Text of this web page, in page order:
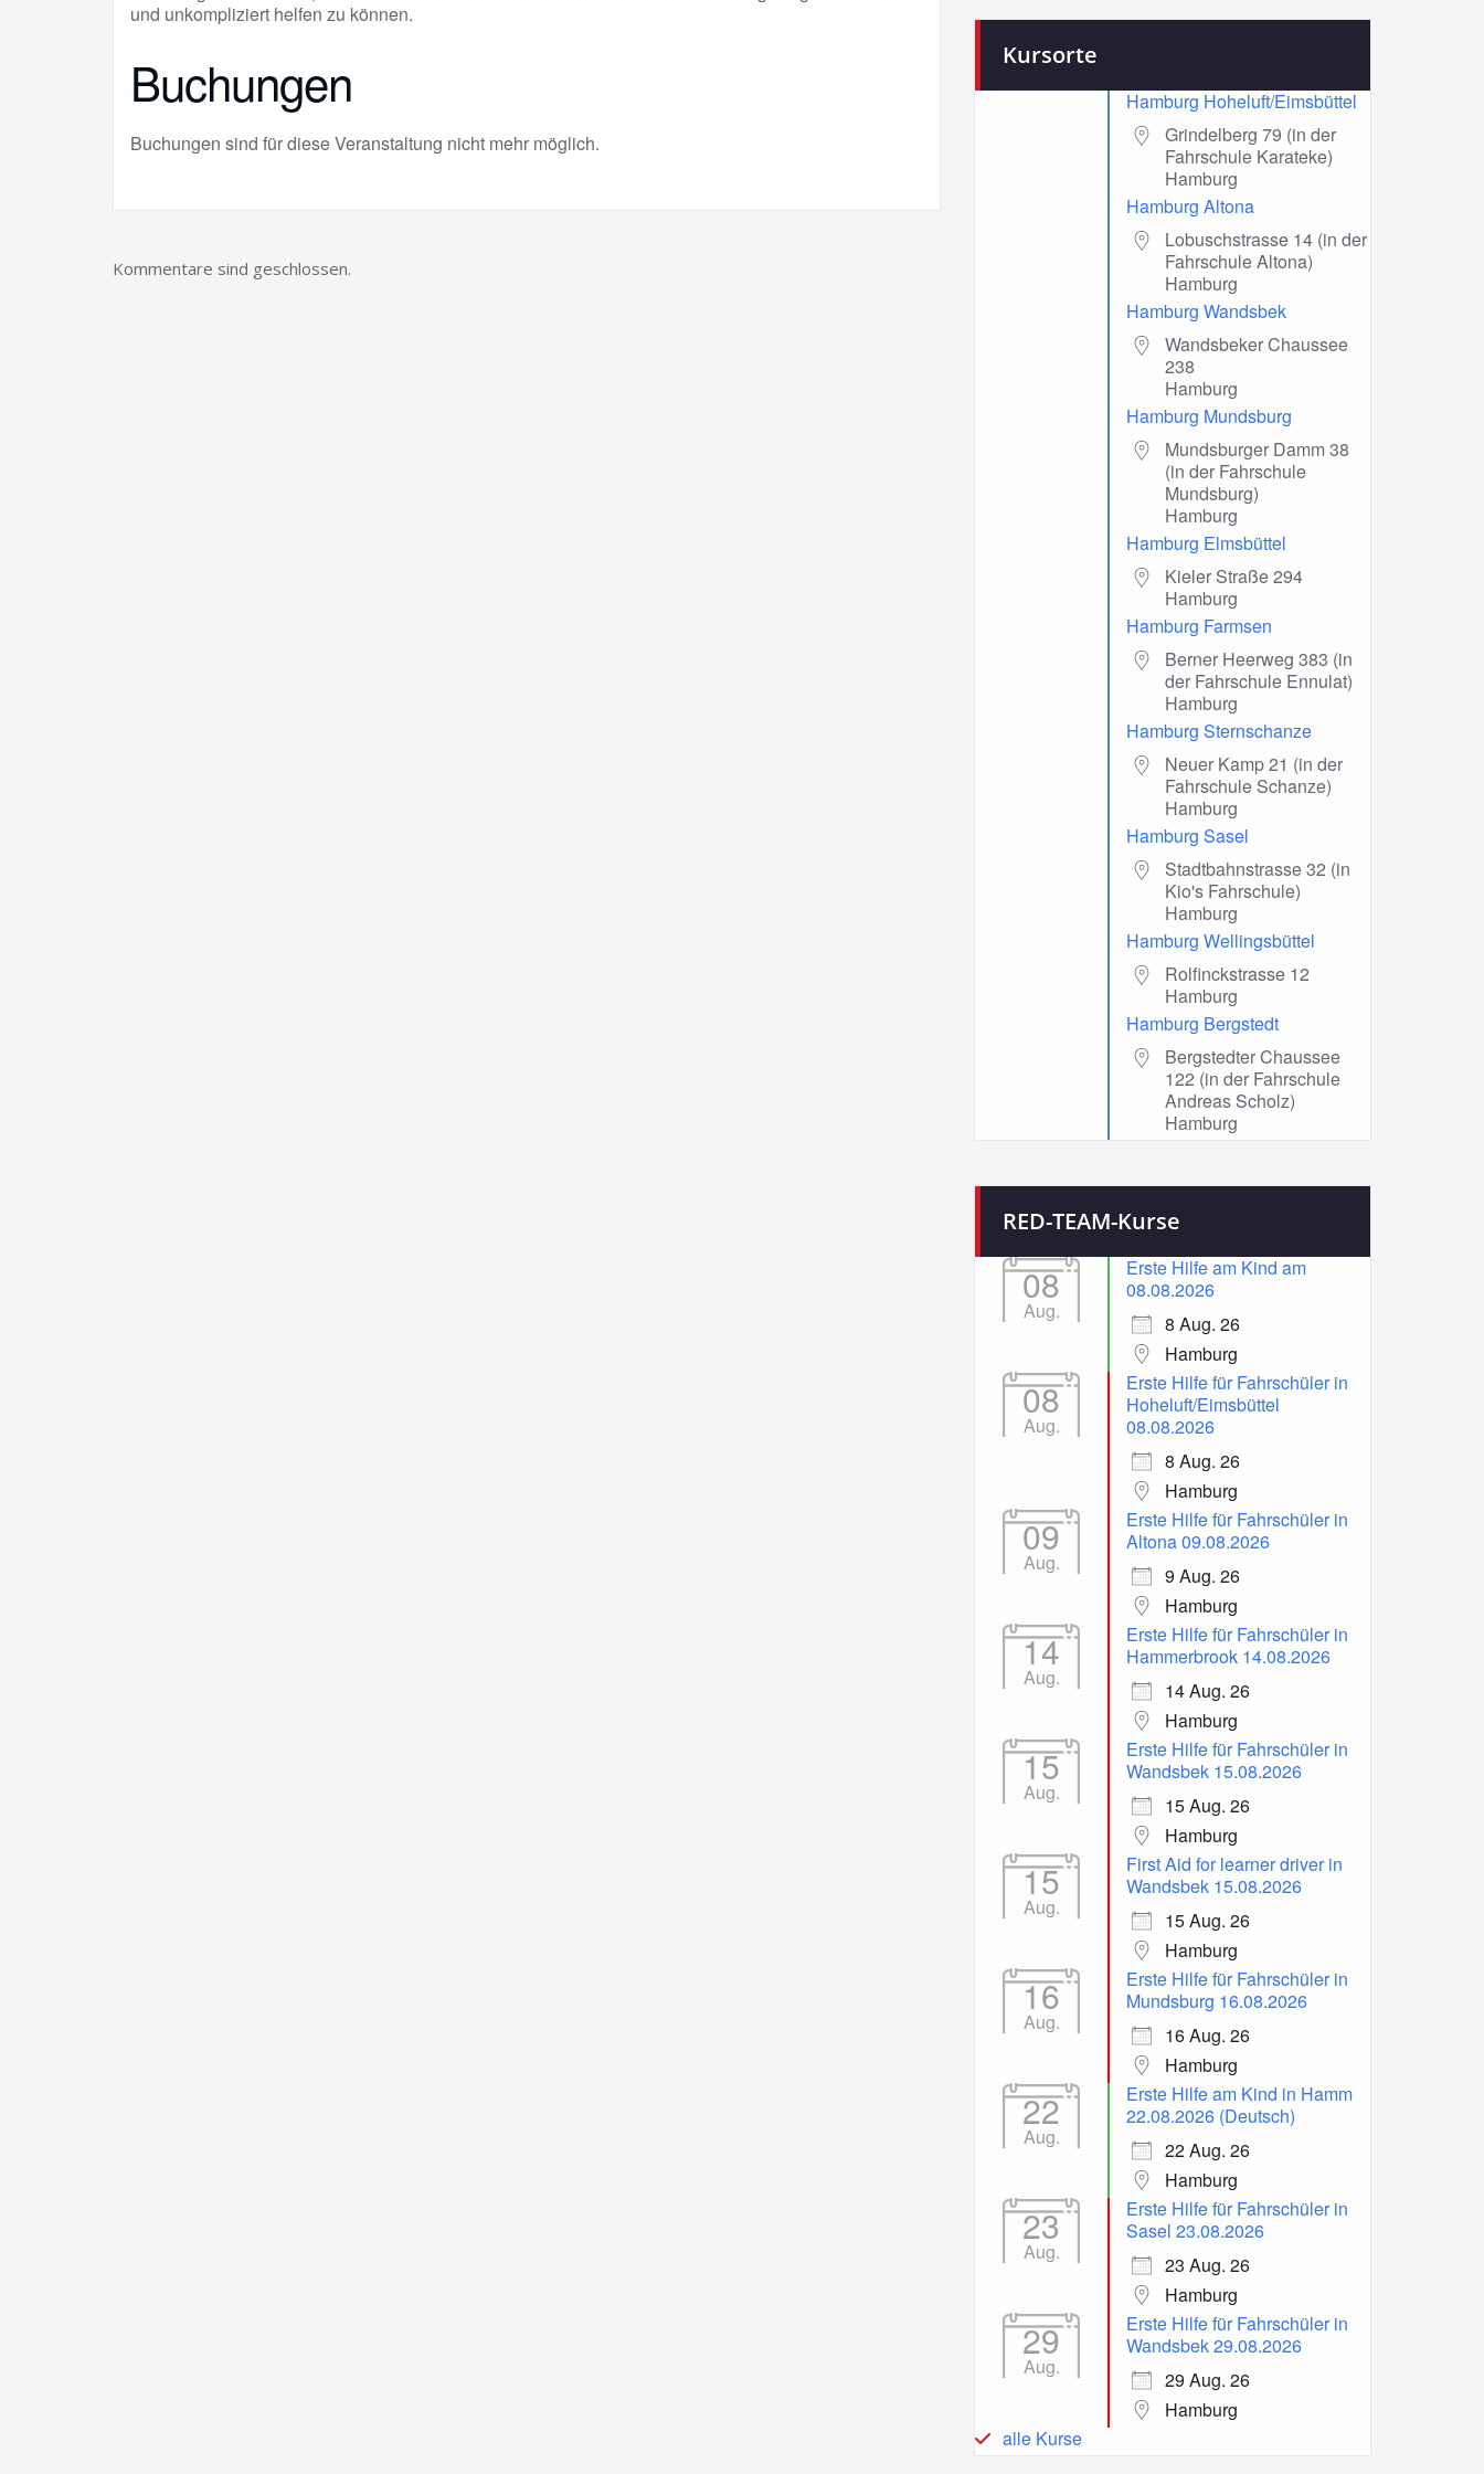
und unkompliziert helfen zu können.
Buchungen
Buchungen sind für diese Veranstaltung nicht mehr möglich.
Kommentare sind geschlossen.
Kursorte
Hamburg Hoheluft/Eimsbüttel
Grindelberg 79 (in der
Fahrschule Karateke)
Hamburg
Hamburg Altona
Lobuschstrasse 14 (in der
Fahrschule Altona)
Hamburg
Hamburg Wandsbek
Wandsbeker Chaussee
238
Hamburg
Hamburg Mundsburg
Mundsburger Damm 38
(in der Fahrschule
Mundsburg)
Hamburg
Hamburg Elmsbüttel
Kieler Straße 294
Hamburg
Hamburg Farmsen
Berner Heerweg 383 (in
der Fahrschule Ennulat)
Hamburg
Hamburg Sternschanze
Neuer Kamp 21 (in der
Fahrschule Schanze)
Hamburg
Hamburg Sasel
Stadtbahnstrasse 32 (in
Kio's Fahrschule)
Hamburg
Hamburg Wellingsbüttel
Rolfinckstrasse 12
Hamburg
Hamburg Bergstedt
Bergstedter Chaussee
122 (in der Fahrschule
Andreas Scholz)
Hamburg
RED-TEAM-Kurse
08
Aug.
Erste Hilfe am Kind am
08.08.2026
8 Aug. 26
Hamburg
08
Aug.
Erste Hilfe für Fahrschüler in
Hoheluft/Eimsbüttel
08.08.2026
8 Aug. 26
Hamburg
09
Aug.
Erste Hilfe für Fahrschüler in
Altona 09.08.2026
9 Aug. 26
Hamburg
14
Aug.
Erste Hilfe für Fahrschüler in
Hammerbrook 14.08.2026
14 Aug. 26
Hamburg
15
Aug.
Erste Hilfe für Fahrschüler in
Wandsbek 15.08.2026
15 Aug. 26
Hamburg
15
Aug.
First Aid for learner driver in
Wandsbek 15.08.2026
15 Aug. 26
Hamburg
16
Aug.
Erste Hilfe für Fahrschüler in
Mundsburg 16.08.2026
16 Aug. 26
Hamburg
22
Aug.
Erste Hilfe am Kind in Hamm
22.08.2026 (Deutsch)
22 Aug. 26
Hamburg
23
Aug.
Erste Hilfe für Fahrschüler in
Sasel 23.08.2026
23 Aug. 26
Hamburg
29
Aug.
Erste Hilfe für Fahrschüler in
Wandsbek 29.08.2026
29 Aug. 26
Hamburg
alle Kurse